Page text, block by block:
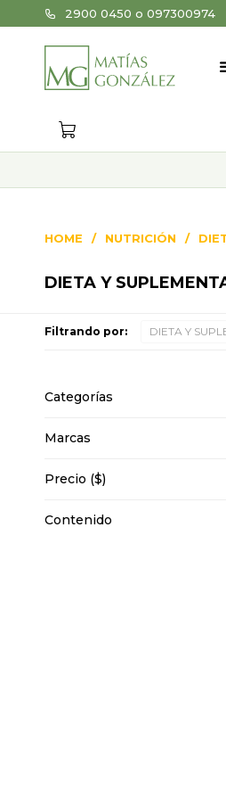
2900 0450 o 097300974
HOME NUTRICIÓN
DIETA Y
Filtrando por: DIETA Y
Categorías
Marcas
Precio ($)
Contenido